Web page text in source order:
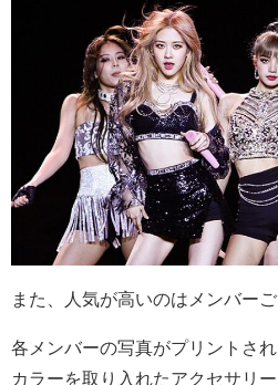
また、人気が高いのはメンバーご
各メンバーの写真がプリントさ
カラーを取り入れたアクセサリ